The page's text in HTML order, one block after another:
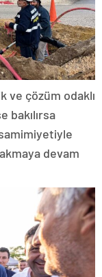
ve çözüm odaklı
bakılırsa
devam